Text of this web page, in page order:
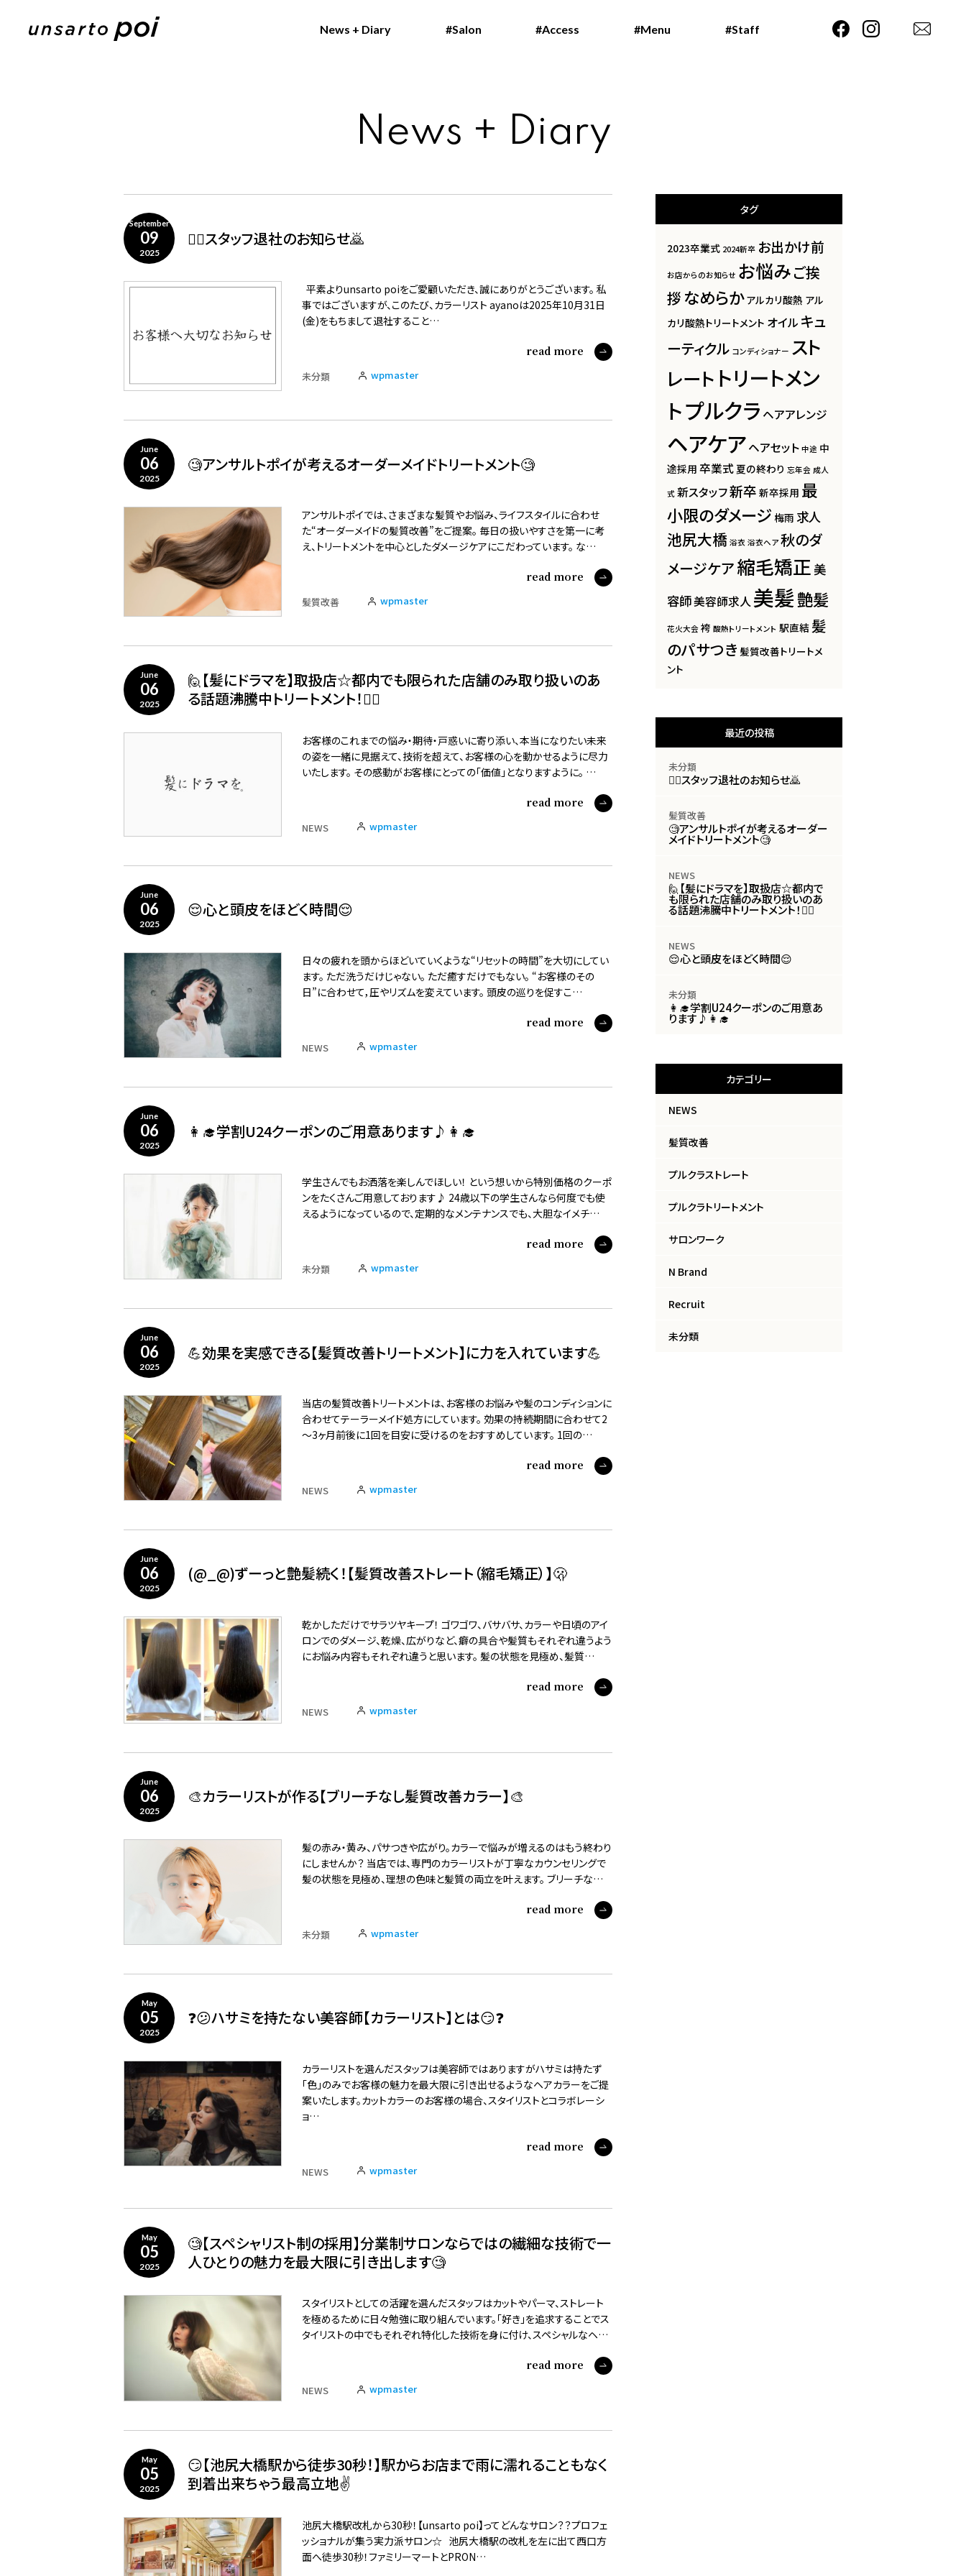
News + Diary #Salon #Access #Menu #Staff
News + Diary #Salon #Access #Menu #Staff
News + Diary
September
09
2025
🙇‍♀️スタッフ退社のお知らせ🙇
平素よりunsarto poiをご愛顧いただき、誠にありがとうございます。 私
事ではございますが、このたび、カラーリスト ayanoは2025年10月31日
(金)をもちまして退社すること…
read more
未分類 wpmaster
June
06
2025
🧐アンサルトポイが考えるオーダーメイドトリートメント🧐
アンサルトポイでは、さまざまな髪質やお悩み、ライフスタイルに合わせ
た“オーダーメイドの髪質改善”をご提案。 毎日の扱いやすさを第一に考
え、トリートメントを中心としたダメージケアにこだわっています。 な…
read more
髪質改善 wpmaster
June
06
2025
🙋【髪にドラマを】取扱店☆都内でも限られた店舗のみ取り扱いのあ
る話題沸騰中トリートメント！🙋‍♀️
お客様のこれまでの悩み・期待・戸惑いに寄り添い、本当になりたい未来
の姿を一緒に見据えて、技術を超えて、お客様の心を動かせるように尽力
いたします。 その感動がお客様にとっての「価値」となりますように。 …
read more
NEWS wpmaster
June
06
2025
😌心と頭皮をほどく時間😌
日々の疲れを頭からほどいていくような“リセットの時間”を大切にしてい
ます。 ただ洗うだけじゃない。 ただ癒すだけでもない。 “お客様のその
日”に合わせて，圧やリズムを変えています。 頭皮の巡りを促すこ…
read more
NEWS wpmaster
June
06
2025
👩‍🎓学割U24クーポンのご用意あります♪👩‍🎓
学生さんでもお洒落を楽しんでほしい！ という想いから特別価格のクーポ
ンをたくさんご用意しております♪ 24歳以下の学生さんなら何度でも使
えるようになっているので、定期的なメンテナンスでも、大胆なイメチ…
read more
未分類 wpmaster
June
06
2025
💪効果を実感できる【髪質改善トリートメント】に力を入れています💪
当店の髪質改善トリートメントは、お客様のお悩みや髪のコンディションに
合わせてテーラーメイド処方にしています。 効果の持続期間に合わせて2
～3ヶ月前後に1回を目安に受けるのをおすすめしています。 1回の…
read more
NEWS wpmaster
June
06
2025
(@_@)ずーっと艶髪続く！【髪質改善ストレート（縮毛矯正）】🫢
乾かしただけでサラツヤキープ！ ゴワゴワ、バサバサ、カラーや日頃のアイ
ロンでのダメージ、乾燥、広がりなど、癖の具合や髪質もそれぞれ違うよう
にお悩み内容もそれぞれ違うと思います。 髪の状態を見極め、髪質…
read more
NEWS wpmaster
June
06
2025
🎨カラーリストが作る【ブリーチなし髪質改善カラー】🎨
髪の赤み・黄み、パサつきや広がり。カラーで悩みが増えるのはもう終わり
にしませんか？ 当店では、専門のカラーリストが丁寧なカウンセリングで
髪の状態を見極め、理想の色味と髪質の両立を叶えます。 ブリーチな…
read more
未分類 wpmaster
May
05
2025
❓😕ハサミを持たない美容師【カラーリスト】とは😏❓
カラーリストを選んだスタッフは美容師ではありますがハサミは持たず
「色」のみでお客様の魅力を最大限に引き出せるようなヘアカラーをご提
案いたします。カットカラーのお客様の場合、スタイリストとコラボレーシ
ョ…
read more
NEWS wpmaster
May
05
2025
🧐【スペシャリスト制の採用】分業制サロンならではの繊細な技術で一
人ひとりの魅力を最大限に引き出します🧐
スタイリストとしての活躍を選んだスタッフはカットやパーマ、ストレート
を極めるために日々勉強に取り組んでいます。「好き」を追求することでス
タイリストの中でもそれぞれ特化した技術を身に付け、スペシャルなヘ…
read more
NEWS wpmaster
May
05
2025
😏【池尻大橋駅から徒歩30秒！】駅からお店まで雨に濡れることもなく
到着出来ちゃう最高立地✌️
池尻大橋駅改札から30秒！【unsarto poi】ってどんなサロン？？プロフェ
ッショナルが集う実力派サロン☆ 池尻大橋駅の改札を左に出て西口方
面へ徒歩30秒！ファミリーマートとPRON…
タグ
2023卒業式 2024新卒 お出かけ前
お店からのお知らせ お悩みご挨
拶 なめらか アルカリ酸熱 アル
カリ酸熱トリートメント オイル キュ
ーティクル コンディショナー スト
レート トリートメン
トプルクラ ヘアアレンジ
ヘアケアヘアセット 中途 中
途採用 卒業式夏の終わり 忘年会 成人
式 新スタッフ新卒 新卒採用 最
小限のダメージ梅雨 求人
池尻大橋 浴衣 浴衣ヘア 秋のダ
メージケア縮毛矯正 美
容師美容師求人美髪艶髪
花火大会 袴 酸熱トリートメント 駅直結 髪
のパサつき 髪質改善トリートメ
ント
最近の投稿
未分類
🙇‍♀️スタッフ退社のお知らせ🙇
髪質改善
🧐アンサルトポイが考えるオーダー
メイドトリートメント🧐
NEWS
🙋【髪にドラマを】取扱店☆都内で
も限られた店舗のみ取り扱いのあ
る話題沸騰中トリートメント！🙋‍♀️
NEWS
😌心と頭皮をほどく時間😌
未分類
👩‍🎓学割U24クーポンのご用意あ
ります♪👩‍🎓
カテゴリー
NEWS
髪質改善
プルクラストレート
プルクラトリートメント
サロンワーク
N Brand
Recruit
未分類